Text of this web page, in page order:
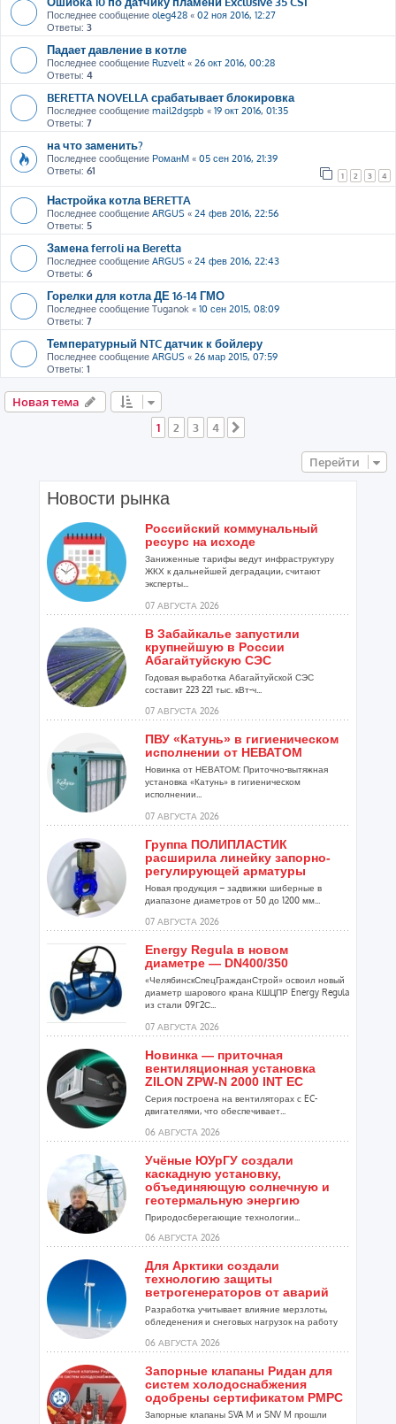
Последнее сообщение oleg428 « 02 ноя 2016, 12:27
Ответы: 3
Падает давление в котле
Последнее сообщение Ruzvelt « 26 окт 2016, 00:28
Ответы: 4
BERETTA NOVELLA срабатывает блокировка
Последнее сообщение mail2dgspb « 19 окт 2016, 01:35
Ответы: 7
на что заменить?
Последнее сообщение РоманМ « 05 сен 2016, 21:39
Ответы: 61 1 2 3 4
Настройка котла BERETTA
Последнее сообщение ARGUS « 24 фев 2016, 22:56
Ответы: 5
Замена ferroli на Beretta
Последнее сообщение ARGUS « 24 фев 2016, 22:43
Ответы: 6
Горелки для котла ДЕ 16-14 ГМО
Последнее сообщение Tuganok « 10 сен 2015, 08:09
Ответы: 7
Температурный NTC датчик к бойлеру
Последнее сообщение ARGUS « 26 мар 2015, 07:59
Ответы: 1
Новая тема
1
2 3 4
Перейти
Новости рынка
Российский коммунальный
ресурс на исходе
Заниженные тарифы ведут инфраструктуру
ЖКХ к дальнейшей деградации, считают
эксперты...
07 АВГУСТА 2026
В Забайкалье запустили
крупнейшую в России
Абагайтуйскую СЭС
Годовая выработка Абагайтуйской СЭС
составит 223 221 тыс. кВт-ч...
07 АВГУСТА 2026
ПВУ «Катунь» в гигиеническом
исполнении от НЕВАТОМ
Новинка от НЕВАТОМ: Приточно-вытяжная
установка «Катунь» в гигиеническом
исполнении...
07 АВГУСТА 2026
Группа ПОЛИПЛАСТИК
расширила линейку запорно-
регулирующей арматуры
Новая продукция – задвижки шиберные в
диапазоне диаметров от 50 до 1200 мм...
07 АВГУСТА 2026
Energy Regula в новом
диаметре — DN400/350
«ЧелябинскСпецГражданСтрой» освоил новый
диаметр шарового крана КШЦПР Energy Regula
из стали 09Г2С...
07 АВГУСТА 2026
Новинка — приточная
вентиляционная установка
ZILON ZPW-N 2000 INT EC
Серия построена на вентиляторах с EC-
двигателями, что обеспечивает...
06 АВГУСТА 2026
Учёные ЮУрГУ создали
каскадную установку,
объединяющую солнечную и
геотермальную энергию
Природосберегающие технологии...
06 АВГУСТА 2026
Для Арктики создали
технологию защиты
ветрогенераторов от аварий
Разработка учитывает влияние мерзлоты,
обледенения и снеговых нагрузок на работу
06 АВГУСТА 2026
Запорные клапаны Ридан для
систем холодоснабжения
одобрены сертификатом РМРС
Запорные клапаны SVA M и SNV M прошли